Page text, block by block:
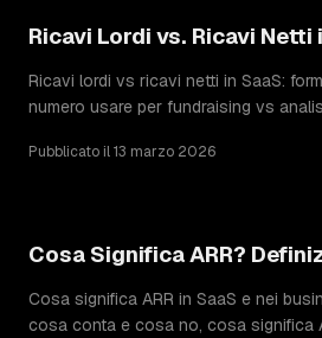
Ricavi Lordi vs. Ricavi Netti
Ricavi lordi vs ricavi netti in SaaS:
numero usare per fundraising vs
Pubblicato il 13 marzo 2026
Cosa Significa ARR?
Cosa significa ARR in SaaS e nei
cosa conta e cosa no, cosa significa